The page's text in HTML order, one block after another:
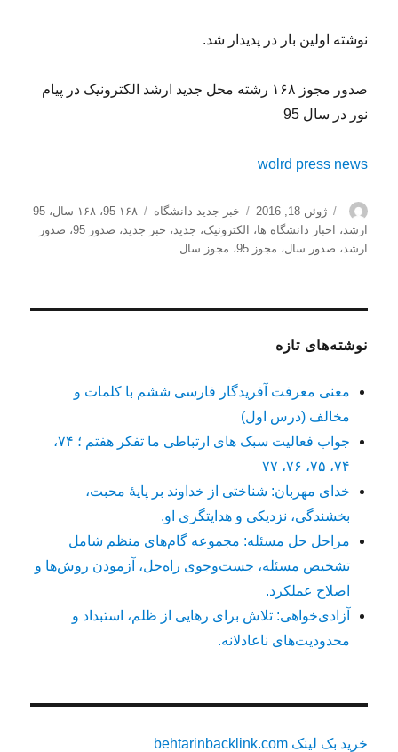
نوشته اولین بار در پدیدار شد.
صدور مجوز ۱۶۸ رشته محل جدید ارشد الکترونیک در پیام
نور در سال 95
wolrd press news
نویسنده
ارسال
شده
در
ژوئن 18, 2016 دسته‌ها
خبر جدید دانشگاه برچسب‌ها
۱۶۸ 95 ،۱۶۸ سال ،95
ارشد، اخبار دانشگاه ها، الکترونیک، جدید، خبر جدید، صدور 95 ، صدور
ارشد، صدور سال، مجوز 95 ، مجوز سال
نوشته‌های تازه
معنی معرفت آفریدگار فارسی ششم با کلمات و
مخالف (درس اول)
جواب فعالیت سبک های ارتباطی ما تفکر هفتم ؛ ۷۴،
۷۴، ۷۵، ۷۶، ۷۷
خدای مهربان: شناختی از خداوند بر پایهٔ محبت،
بخشندگی، نزدیکی و هدایتگری او.
مراحل حل مسئله: مجموعه گام‌های منظم شامل
تشخیص مسئله، جست‌وجوی راه‌حل، آزمودن روش‌ها و
اصلاح عملکرد.
آزادی‌خواهی: تلاش برای رهایی از ظلم، استبداد و
محدودیت‌های ناعادلانه.
خرید بک لینک behtarinbacklink.com